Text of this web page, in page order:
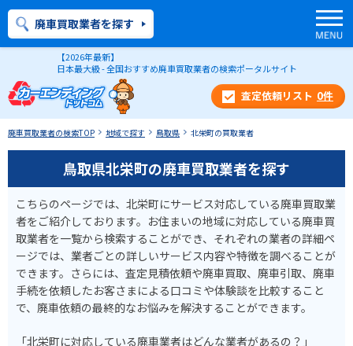
【2026年最新】
日本最大級 - 全国おすすめ廃車買取業者の検索ポータルサイト
0件
廃車買取業者を探す
廃車買取業者の検索TOP 地域で探す 鳥取県 北栄町の買取業者
鳥取県北栄町の廃車買取業者を探す
こちらのページでは、北栄町にサービス対応している廃車買取業
者をご紹介しております。お住まいの地域に対応している廃車買
取業者を一覧から検索することができ、それぞれの業者の詳細ペ
ージでは、業者ごとの詳しいサービス内容や特徴を調べることが
できます。さらには、査定見積依頼や廃車買取、廃車引取、廃車
手続を依頼したお客さまによる口コミや体験談を比較すること
で、廃車依頼の最終的なお悩みを解決することができます。
「北栄町に対応している廃車業者はどんな業者があるの？」